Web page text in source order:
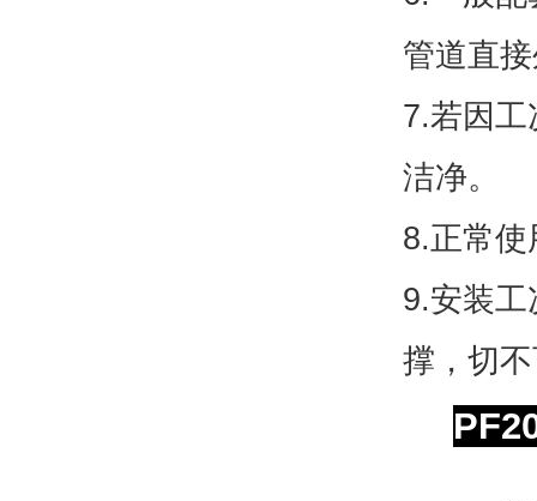
管道直
7.若因
洁净。
8.正常
9.安装
撑，切